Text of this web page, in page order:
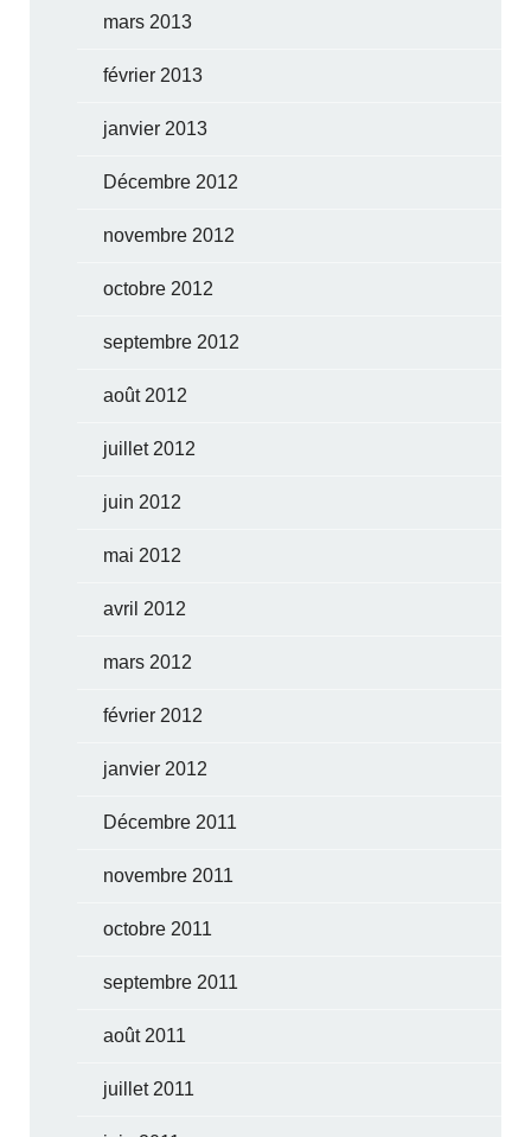
mars 2013
février 2013
janvier 2013
Décembre 2012
novembre 2012
octobre 2012
septembre 2012
août 2012
juillet 2012
juin 2012
mai 2012
avril 2012
mars 2012
février 2012
janvier 2012
Décembre 2011
novembre 2011
octobre 2011
septembre 2011
août 2011
juillet 2011